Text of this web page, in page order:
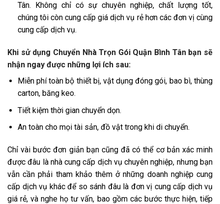
Tân. Không chỉ có sự chuyên nghiệp, chất lượng tốt,
chúng tôi còn cung cấp giá dịch vụ rẻ hơn các đơn vị cùng
cung cấp dịch vụ.
Khi sử dụng Chuyển Nhà Trọn Gói Quận Bình Tân bạn sẽ
nhận ngay được những lợi ích sau:
Miễn phí toàn bộ thiết bị, vật dụng đóng gói, bao bì, thùng
carton, băng keo.
Tiết kiệm thời gian chuyển dọn.
An toàn cho mọi tài sản, đồ vật trong khi di chuyển.
Chỉ vài bước đơn giản bạn cũng đã có thể cơ bản xác minh
được đâu là nhà cung cấp dịch vụ chuyên nghiệp, nhưng bạn
vẫn cần phải tham khảo thêm ở những doanh nghiệp cung
cấp dịch vụ khác để so sánh đâu là đơn vị cung cấp dịch vụ
giá rẻ, và nghe họ tư vấn, bao gồm các bước thực hiện, tiếp